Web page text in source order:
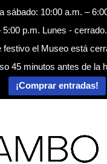
sábado: 10:00 a.m. –
p.m. Lunes -
festivo el Museo está
45 minutos antes de la
¡Comprar entradas!